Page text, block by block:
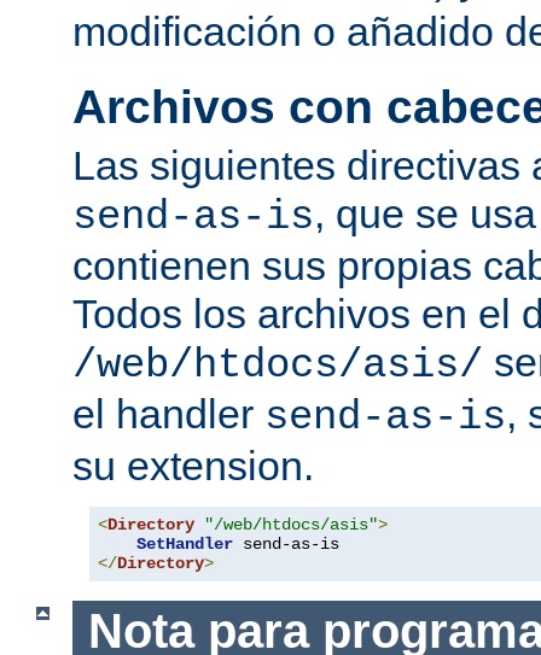
modificación o añadido
Archivos con
Las siguientes directivas
send-as-is, que se
contienen sus propias
Todos los archivos en el
/web/htdocs/asis/
el handler send-as-is,
su extension.
<Directory "/web/htdocs/asis">
SetHandler
</Directory>
Nota para